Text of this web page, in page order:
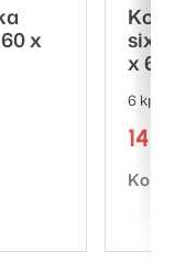
x
x 60
6 kpl
Konto